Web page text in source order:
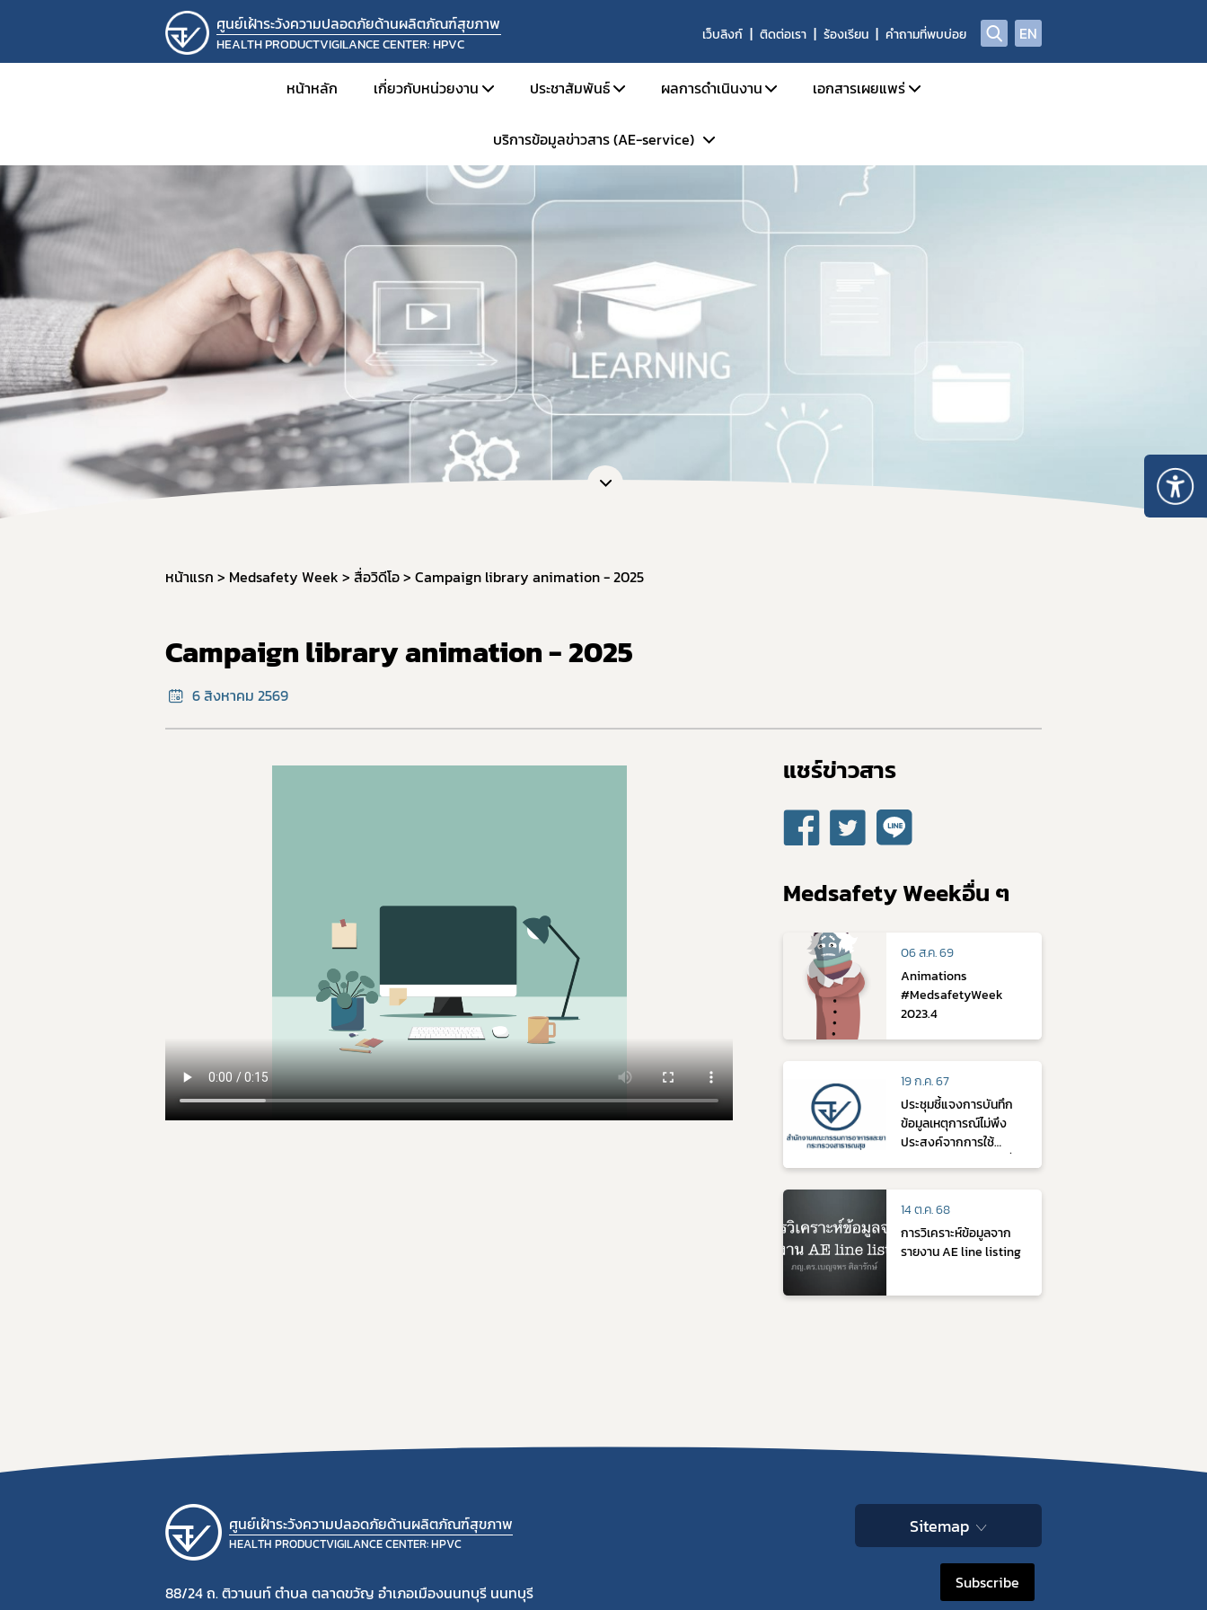
ศูนย์เฝ้าระวังความปลอดภัยด้านผลิตภัณฑ์สุขภาพ
HEALTH PRODUCTVIGILANCE CENTER: HPVC
เว็บลิงก์ ติดต่อเรา ร้องเรียน คำถามที่พบบ่อย EN
หน้าหลัก เกี่ยวกับหน่วยงาน
ประวัติความเป็นมา
โครงสร้างหน่วยงาน
บทบาทหน้าที่
ประชาสัมพันธ์
ข่าวด้านความปลอดภัย
ถาม - ตอบ (Q&A)
ผลการดำเนินงาน
ผลการดำเนินงานประจำเดือน
ผลการดำเนินงานประจำปี
ผลการประเมินระบบการรายงาน AE
สรุปสถิติรายงาน ADR/AE
ข้อมูลแลกเปลี่ยน ASEAN Post Marketing Alert System PMAS
WHO Rapid Alert
การแลกเปลี่ยนข้อมูลการเฝ้าระวังความปลอดภัยด้านยากับเครือข่าย (South – East Asia
เอกสารเผยแพร่
วารสารข่าวสารด้านยาและผลิตภัณฑ์สุขภาพ
คู่มือแนวทาง
สรุปรายงานเหตุการณ์ไม่พึงประสงค์จากการใช้ยาประจำปี
สรุปรายงานผลการทำงานอันผิดปกติของเครื่องมือแพทย์ฯ
สรุปรายงานการใช้ยาสมุนไพรตามบัญชียาหลักแห่งชาติ
Infographic ผลิตภัณฑ์สุขภาพ
สรุปเลขที่รายงานที่ไม่สมบูรณ์
บริการข้อมูลข่าวสาร (AE-service)
ระเบียบการบริการข้อมูลข่าวสารฯ
Skynet
หน้าแรก Medsafety Week สื่อวิดีโอ Campaign library animation - 2025
Campaign library animation - 2025
6 สิงหาคม 2569
แชร์ข่าวสาร​
Medsafety Weekอื่น ๆ
06 ส.ค. 69
Animations
#MedsafetyWeek
2023.4
19 ก.ค. 67
ประชุมชี้แจงการบันทึก
ข้อมูลเหตุการณ์ไม่พึง
ประสงค์จากการใช้
14 ต.ค. 68
การวิเคราะห์ข้อมูลจาก
รายงาน AE line listing
ศูนย์เฝ้าระวังความปลอดภัยด้านผลิตภัณฑ์สุขภาพ
HEALTH PRODUCTVIGILANCE CENTER: HPVC
88/24 ถ. ติวานนท์ ตำบล ตลาดขวัญ อำเภอเมืองนนทบุรี นนทบุรี
Sitemap
Subscribe